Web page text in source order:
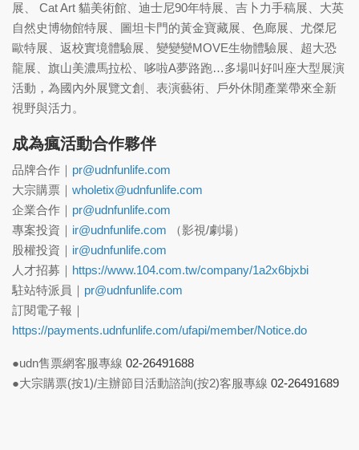
展、 Cat Art 貓美術館、迪士尼90年特展、吉卜力手稿展、大英
自然史博物館特展、圖坦卡門的黃金寶藏展、色廊展、尤傑尼
歐特展、返校實境體驗展、變變變MOVE生物體驗展、超大恐
龍展、旗山美濃馬拉松、哆啦A夢路跑…多場叫好叫座大型展演
活動，為國內外展覽文創、表演藝術、戶外休閒產業帶來全新
視野與活力。
成為瘋活動合作夥伴
品牌合作｜ pr@udnfunlife.com
大宗購票｜ wholetix@udnfunlife.com
企業合作｜ pr@udnfunlife.com
專案投資｜ ir@udnfunlife.com （影視/劇場）
股權投資｜ ir@udnfunlife.com
人才招募｜ https://www.104.com.tw/company/1a2x6bjxbi
駐站特派員｜ pr@udnfunlife.com
訂閱電子報｜
https://payments.udnfunlife.com/ufapi/member/Notice.do
●udn售票網客服專線 02-26491688
●大宗購票(按1)/主辦節目活動諮詢(按2)客服專線 02-26491689